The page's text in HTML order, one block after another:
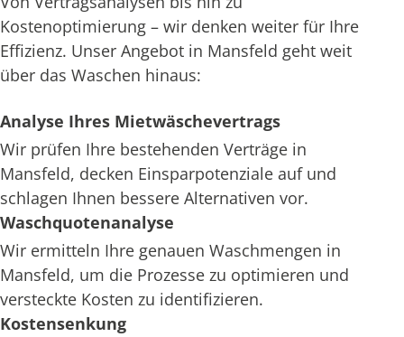
Kostenoptimierung – wir denken weiter für Ihre
Effizienz. Unser Angebot in Mansfeld geht weit
über das Waschen hinaus:
Analyse Ihres Mietwäschevertrags
Wir prüfen Ihre bestehenden Verträge in
Mansfeld, decken Einsparpotenziale auf und
schlagen Ihnen bessere Alternativen vor.
Waschquotenanalyse
Wir ermitteln Ihre genauen Waschmengen in
Mansfeld, um die Prozesse zu optimieren und
versteckte Kosten zu identifizieren.
Kostensenkung